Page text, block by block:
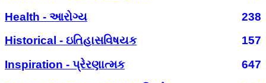
Health - આરોગ્ય
238
Historical - ઇતિહાસવિષયક
157
Inspiration - પ્રેરણાત્મક
647